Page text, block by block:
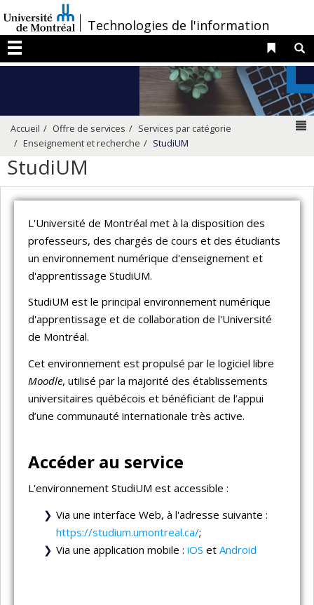
au
contenu
/
Technologies de l'information
Menu
Liens
Accueil Offre de services
Services par catégorie
Enseignement et recherche
StudiUM
StudiUM
L'Université de Montréal met à la disposition des
professeurs, des chargés de cours et des étudiants
un environnement numérique d'enseignement et
d'apprentissage StudiUM.
StudiUM est le principal environnement numérique
d'apprentissage et de collaboration de l'Université
de Montréal.
Cet environnement est propulsé par le logiciel libre
Moodle, utilisé par la majorité des établissements
universitaires québécois et bénéficiant de l’appui
d’une communauté internationale très active.
Accéder au service
L'environnement StudiUM est accessible :
Via une interface Web, à l'adresse suivante :
https://studium.umontreal.ca/;
Via une application mobile : iOS et Android